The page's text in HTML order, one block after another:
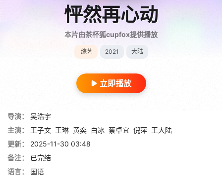
怦然再心动
本片由茶杯狐cupfox提供播放
综艺 2021 大陆
立即播放
导演：
吴浩宇
主演：
王子文 王琳 黄奕 白冰 蔡卓宜 倪萍 王大陆
更新：
2025-11-30 03:48
备注：
已完结
语言：
国语